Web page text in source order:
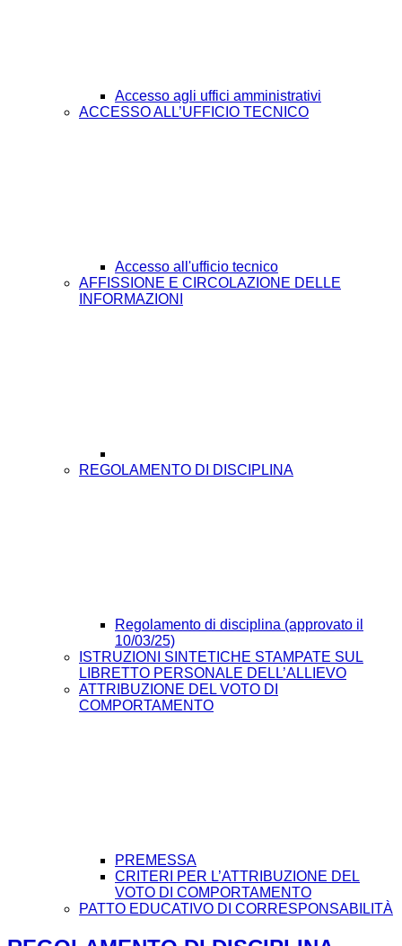
Accesso agli uffici amministrativi
ACCESSO ALL’UFFICIO TECNICO
Accesso all'ufficio tecnico
AFFISSIONE E CIRCOLAZIONE DELLE
INFORMAZIONI
REGOLAMENTO DI DISCIPLINA
Regolamento di disciplina (approvato il
10/03/25)
ISTRUZIONI SINTETICHE STAMPATE SUL
LIBRETTO PERSONALE DELL’ALLIEVO
ATTRIBUZIONE DEL VOTO DI
COMPORTAMENTO
PREMESSA
CRITERI PER L’ATTRIBUZIONE DEL
VOTO DI COMPORTAMENTO
PATTO EDUCATIVO DI CORRESPONSABILITÀ